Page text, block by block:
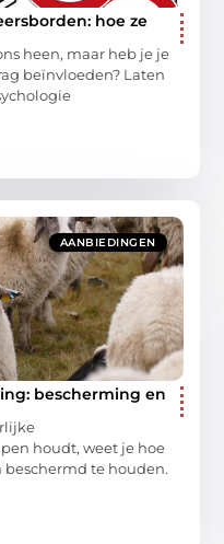
hoe ze
heen, maar heb je je
beïnvloeden? Laten
AANBIEDINGEN
bescherming en
houdt, weet je hoe
te houden.